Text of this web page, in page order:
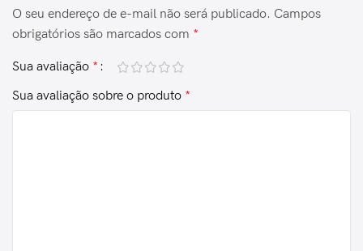
O seu endereço de e-mail não será publicado. Campos
obrigatórios são marcados com *
Sua avaliação *
Sua avaliação sobre o produto *